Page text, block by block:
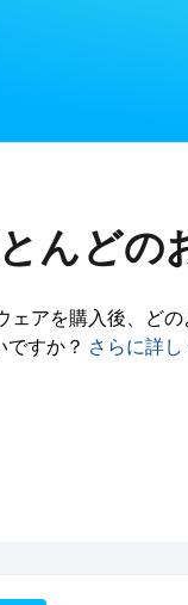
んどの
ェアを購入後、どの
ですか？ さらに詳し